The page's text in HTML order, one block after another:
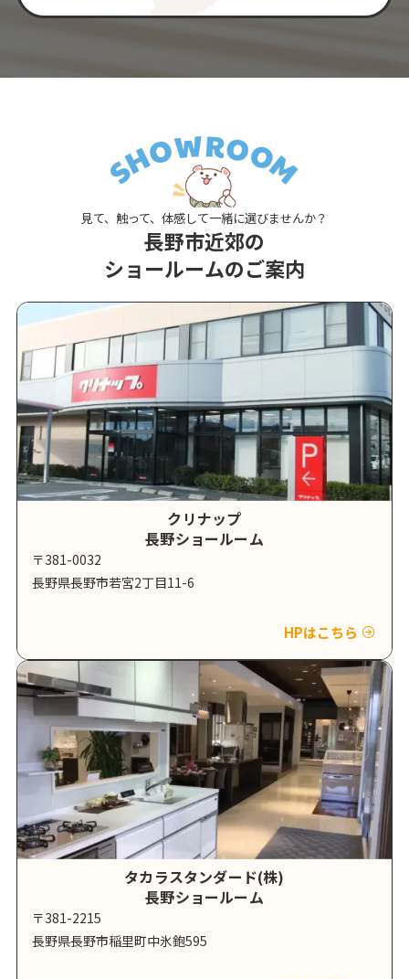
見て、触って、体感して一緒に選びませんか？
長野市近郊の
ショールームのご案内
クリナップ
長野ショールーム
〒381-0032
長野県長野市若宮2丁目11-6
HPはこちら
タカラスタンダード(株)
長野ショールーム
〒381-2215
長野県長野市稲里町中氷鉋595